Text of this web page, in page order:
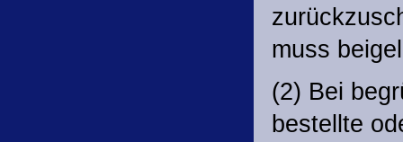
muss
(2) Bei
bestellte